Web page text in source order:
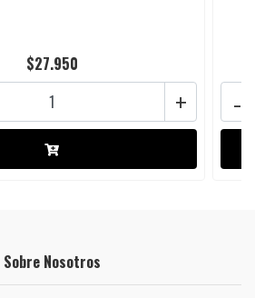
$27.950
+ -
Sobre Nosotros